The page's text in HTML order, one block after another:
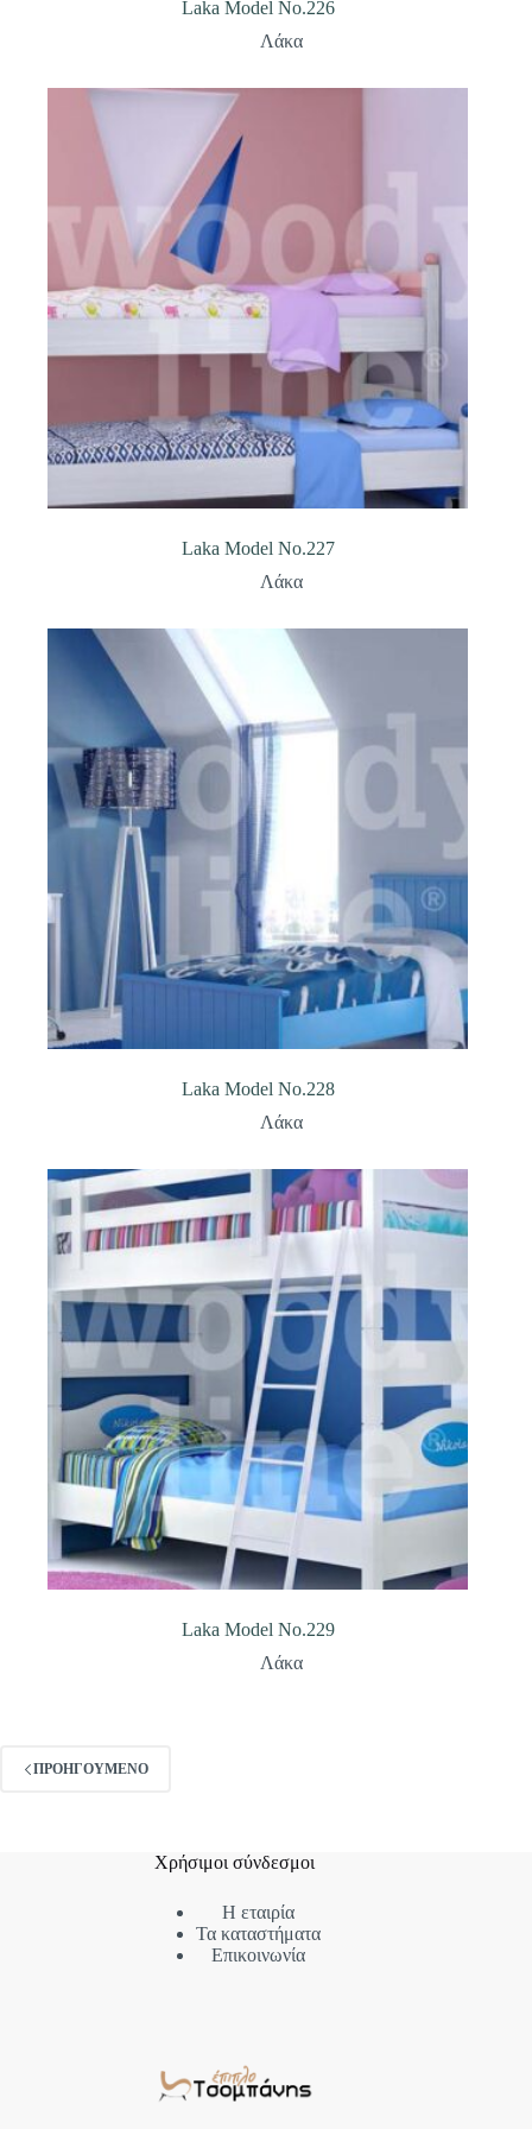
Laka Model No.226
Λάκα
Laka Model No.227
Λάκα
Laka Model No.228
Λάκα
Laka Model No.229
Λάκα
ΠΡΟΗΓΟΎΜΕΝΟ
Χρήσιμοι σύνδεσμοι
Η εταιρία
Τα καταστήματα
Επικοινωνία